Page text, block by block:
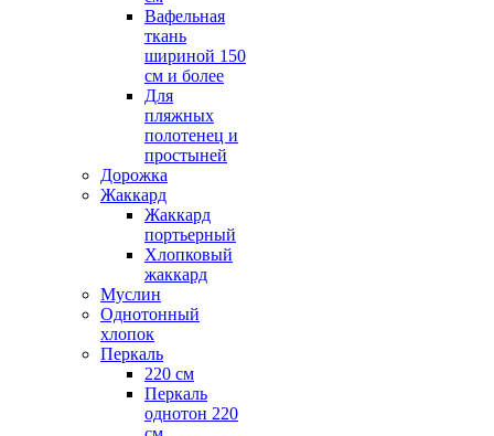
Вафельная
ткань
шириной 150
см и более
Для
пляжных
полотенец и
простыней
Дорожка
Жаккард
Жаккард
портьерный
Хлопковый
жаккард
Муслин
Однотонный
хлопок
Перкаль
220 см
Перкаль
однотон 220